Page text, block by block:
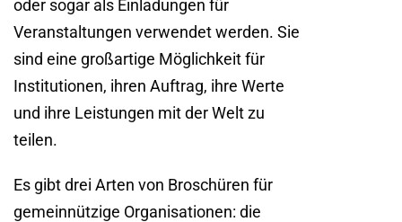
oder sogar als Einladungen für
Veranstaltungen verwendet werden. Sie
sind eine großartige Möglichkeit für
Institutionen, ihren Auftrag, ihre Werte
und ihre Leistungen mit der Welt zu
teilen.
Es gibt drei Arten von Broschüren für
gemeinnützige Organisationen: die